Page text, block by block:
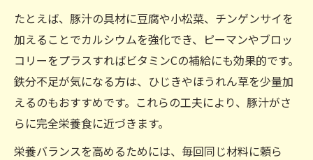
たとえば、豚汁の具材に豆腐や小松菜、チンゲンサイを
加えることでカルシウムを強化でき、ピーマンやブロッ
コリーをプラスすればビタミンCの補給にも効果的です。
鉄分不足が気になる方は、ひじきやほうれん草を少量加
えるのもおすすめです。これらの工夫により、豚汁がさ
らに完全栄養食に近づきます。
栄養バランスを高めるためには、毎回同じ材料に頼ら